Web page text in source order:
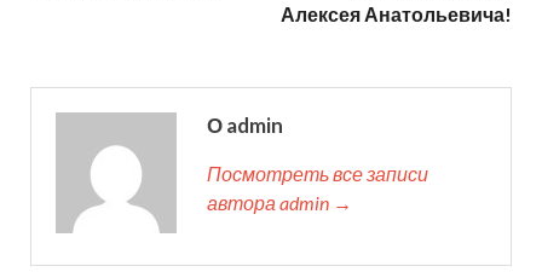
Алексея Анатольевича!
О admin
Посмотреть все записи
автора admin →